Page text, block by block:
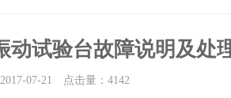
动试验台故障说明及处
07-21 点击量： 4142